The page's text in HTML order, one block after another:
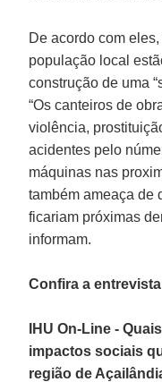
De acordo com
população local
construção de uma
“Os canteiros de
violência,
acidentes pelo
máquinas nas
também ameaça de
ficariam próximas
informam.
Confira a entrevista
IHU On-Line -
impactos sociais
região de